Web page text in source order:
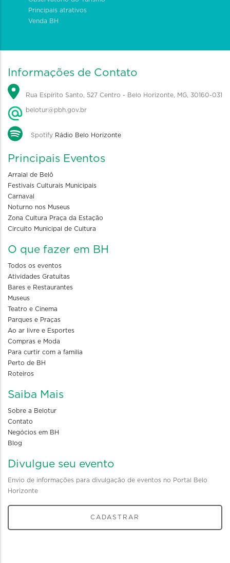
Principais atrativos
Venda BH
Informações de Contato
Rua Espírito Santo, 527 Centro - Belo Horizonte, MG, 30160-031
belotur@pbh.gov.br
Spotify Rádio Belo Horizonte
Principais Eventos
Arraial de Belô
Festivais Culturais Municipais
Carnaval
Noturno nos Museus
Zona Cultura Praça da Estação
Circuito Municipal de Cultura
O que fazer em BH
Todos os eventos
Atividades Gratuitas
Bares e Restaurantes
Museus
Teatro e Cinema
Parques e Praças
Ao ar livre e Esportes
Compras e Moda
Para curtir com a familia
Perto de BH
Roteiros
Saiba Mais
Sobre a Belotur
Contato
Negócios em BH
Blog
Divulgue seu evento
Envio de informações para divulgação de eventos no Portal Belo
Horizonte
CADASTRAR